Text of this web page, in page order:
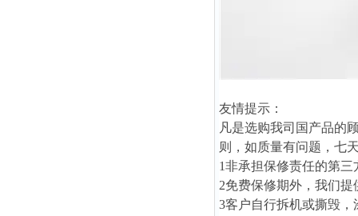
友情提示：
凡是选购我司国产品的
则，如质量有问题，七
1非承担保修责任的第
2免费保修期外，我们
3客户自行拆机或撕毁